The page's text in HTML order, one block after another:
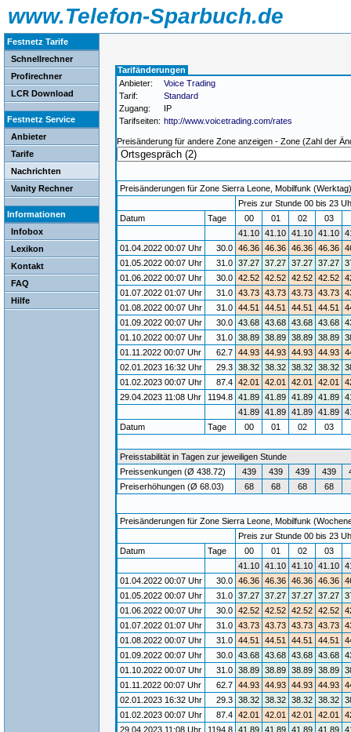
www.Telefon-Sparbuch.de
Festnetz Tarife
Schnellrechner
Profirechner
LCR Download
Festnetz Service
Anbieter
Tarife
Nachrichten
Vanity Rechner
Informationen
Infobox
Lexikon
Kontakt
FAQ
Hilfe
Tarifänderungen
Anbieter:
Voice Trading
Tarif:
Standard
Zugang:
IP
Tarifseiten: http://www.voicetrading.com/rates
Preisänderung für andere Zone anzeigen - Zone (Zahl der
Preisänderungen für Zone Sierra Leone, Mobilfunk
Preis zur Stunde 00 bis 23
Datum
Tage 00 01 02 03
41.10 41.10 41.10 41.10
01.04.2022 00:07 Uhr
30.0 46.36 46.36 46.36 46.36
01.05.2022 00:07 Uhr
31.0 37.27 37.27 37.27 37.27
01.06.2022 00:07 Uhr
30.0 42.52 42.52 42.52 42.52
01.07.2022 01:07 Uhr
31.0 43.73 43.73 43.73 43.73
01.08.2022 00:07 Uhr
31.0 44.51 44.51 44.51 44.51
01.09.2022 00:07 Uhr
30.0 43.68 43.68 43.68 43.68
01.10.2022 00:07 Uhr
31.0 38.89 38.89 38.89 38.89
01.11.2022 00:07 Uhr
62.7 44.93 44.93 44.93 44.93
02.01.2023 16:32 Uhr
29.3 38.32 38.32 38.32 38.32
01.02.2023 00:07 Uhr
87.4 42.01 42.01 42.01 42.01
29.04.2023 11:08 Uhr
1194.8 41.89 41.89 41.89 41.89
41.89 41.89 41.89 41.89
Datum
Tage 00 01 02 03
Preisstabilität in Tagen zur jeweiligen Stunde
Preissenkungen (Ø 438.72)
439 439 439 439
Preiserhöhungen (Ø 68.03)
68 68 68 68
Preisänderungen für Zone Sierra Leone, Mobilfunk
Preis zur Stunde 00 bis 23
Datum
Tage 00 01 02 03
41.10 41.10 41.10 41.10
01.04.2022 00:07 Uhr
30.0 46.36 46.36 46.36 46.36
01.05.2022 00:07 Uhr
31.0 37.27 37.27 37.27 37.27
01.06.2022 00:07 Uhr
30.0 42.52 42.52 42.52 42.52
01.07.2022 01:07 Uhr
31.0 43.73 43.73 43.73 43.73
01.08.2022 00:07 Uhr
31.0 44.51 44.51 44.51 44.51
01.09.2022 00:07 Uhr
30.0 43.68 43.68 43.68 43.68
01.10.2022 00:07 Uhr
31.0 38.89 38.89 38.89 38.89
01.11.2022 00:07 Uhr
62.7 44.93 44.93 44.93 44.93
02.01.2023 16:32 Uhr
29.3 38.32 38.32 38.32 38.32
01.02.2023 00:07 Uhr
87.4 42.01 42.01 42.01 42.01
29.04.2023 11:08 Uhr
1194.8 41.89 41.89 41.89 41.89